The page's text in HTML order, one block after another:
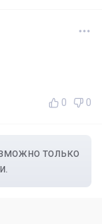
0 0
только